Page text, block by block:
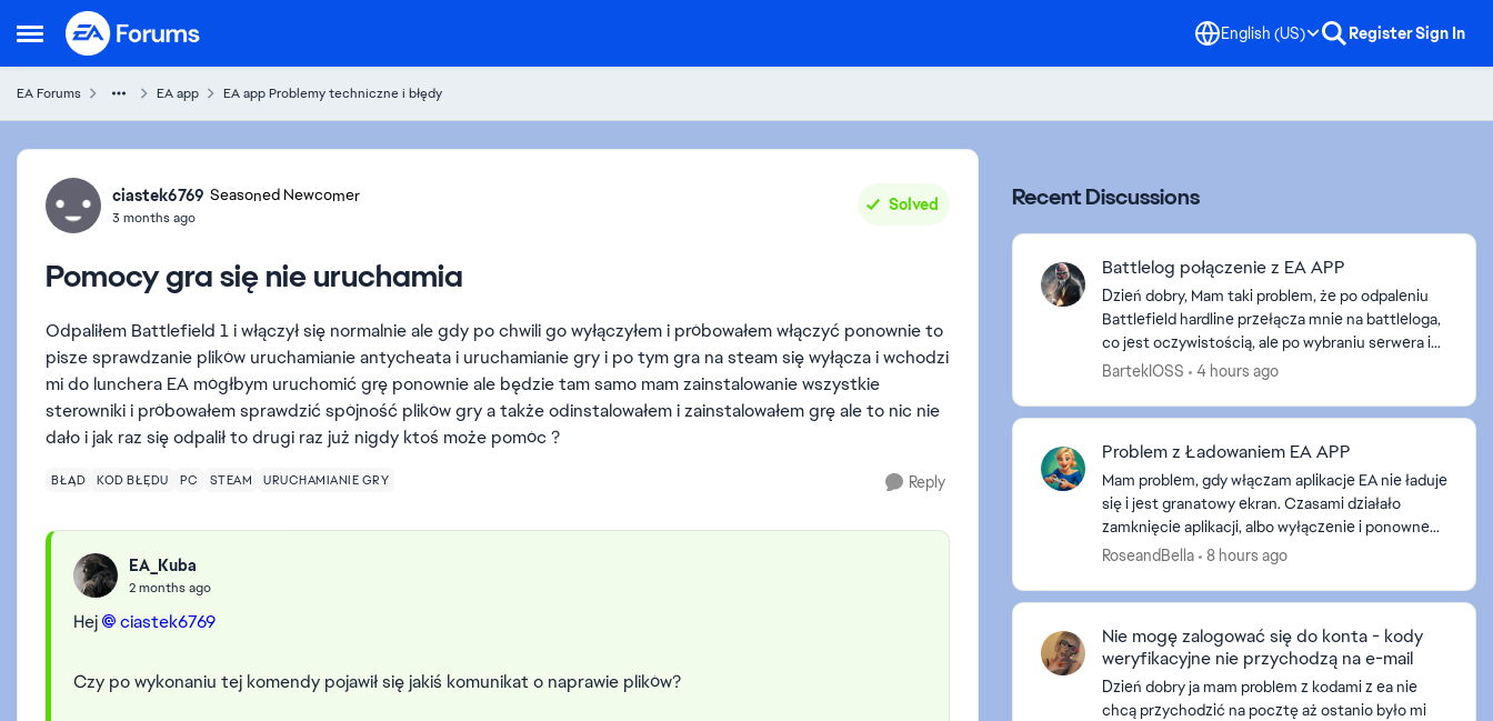
Open Side Menu
Skip to content English (US) RegisterSign In
EA Forums EA app EA app Problemy techniczne i błędy
Forum Discussion
ciastek6769 Seasoned Newcomer
3 months ago
Solved
Pomocy gra się nie uruchamia
Odpaliłem Battlefield 1 i włączył się normalnie ale gdy po chwili go wyłączyłem i próbowałem włączyć ponownie to
pisze sprawdzanie plików uruchamianie antycheata i uruchamianie gry i po tym gra na steam się wyłącza i wchodzi
mi do lunchera EA mógłbym uruchomić grę ponownie ale będzie tam samo mam zainstalowanie wszystkie
sterowniki i próbowałem sprawdzić spójność plików gry a także odinstalowałem i zainstalowałem grę ale to nic nie
dało i jak raz się odpalił to drugi raz już nigdy ktoś może pomóc ?
BŁĄD KOD BŁĘDU PC STEAM URUCHAMIANIE GRY Reply
EA_Kuba
2 months ago
Hej ciastek6769​
Czy po wykonaniu tej komendy pojawił się jakiś komunikat o naprawie plików?
Recent Discussions
Battlelog połączenie z EA APP
Dzień dobry, Mam taki problem, że po odpaleniu
Battlefield hardline przełącza mnie na battleloga,
co jest oczywistością, ale po wybraniu serwera i
próbie dołączenia wyskakuje okienko takie jak na
BartekIOSS 4 hours ago
Problem z Ładowaniem EA APP
Mam problem, gdy włączam aplikacje EA nie ładuje
się i jest granatowy ekran. Czasami działało
zamknięcie aplikacji, albo wyłączenie i ponowne
uruchomienie komputera, by naprawiło się. Teraz
RoseandBella 8 hours ago
Nie mogę zalogować się do konta - kody
weryfikacyjne nie przychodzą na e-mail
Dzień dobry ja mam problem z kodami z ea nie
chcą przychodzić na pocztę aż ostanio było mi